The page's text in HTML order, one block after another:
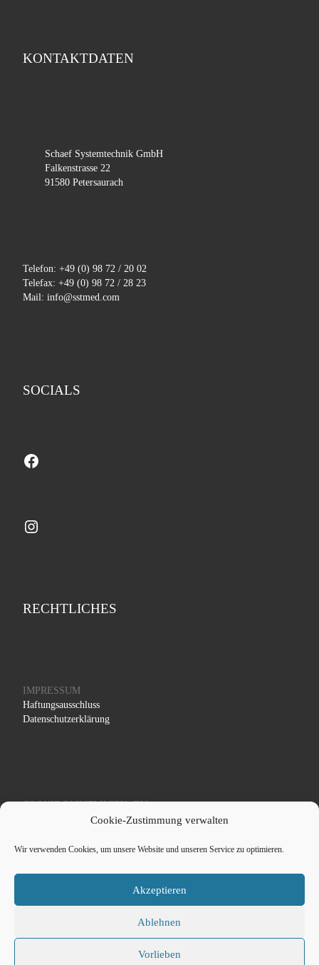
Cookie-Zustimmung verwalten
Wir verwenden Cookies, um unsere Website und unseren Service zu optimieren.
Akzeptieren
Ablehnen
Vorlieben
KONTAKTDATEN
Schaef Systemtechnik GmbH
Falkenstrasse 22
91580 Petersaurach
Telefon: +49 (0) 98 72 / 20 02
Telefax: +49 (0) 98 72 / 28 23
Mail: info@sstmed.com
SOCIALS
Facebook
Instagram
RECHTLICHES
IMPRESSUM
Haftungsausschluss
Datenschutzerklärung
COOKIE RICHTLINIEN (EU)